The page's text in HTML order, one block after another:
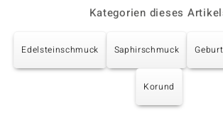
Kategorien dieses
Edelsteinschmuck Saphirschmuck
Korund